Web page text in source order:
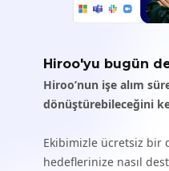
Hiroo'yu bugün
Hiroo’nun işe alım
dönüştürebileceğini
Ekibimizle ücretsiz bir
hedeflerinize nasıl